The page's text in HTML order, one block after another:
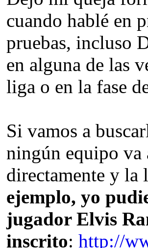
cuando hablé en
pruebas, incluso
en alguna de las
liga o en la fase
Si vamos a
ningún equipo va
directamente y la
ejemplo, yo
jugador Elvis
inscrito: http://